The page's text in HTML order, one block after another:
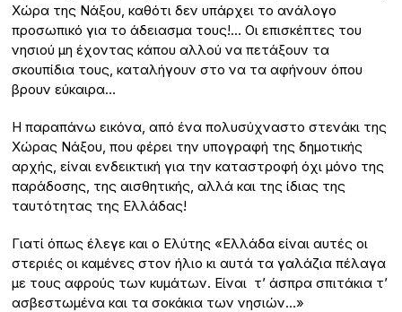
Χώρα της Νάξου, καθότι δεν υπάρχει το ανάλογο
προσωπικό για το άδειασμα τους!… Οι επισκέπτες του
νησιού μη έχοντας κάπου αλλού να πετάξουν τα
σκουπίδια τους, καταλήγουν στο να τα αφήνουν όπου
βρουν εύκαιρα…
Η παραπάνω εικόνα, από ένα πολυσύχναστο στενάκι της
Χώρας Νάξου, που φέρει την υπογραφή της δημοτικής
αρχής, είναι ενδεικτική για την καταστροφή όχι μόνο της
παράδοσης, της αισθητικής, αλλά και της ίδιας της
ταυτότητας της Ελλάδας!
Γιατί όπως έλεγε και ο Ελύτης «Ελλάδα είναι αυτές οι
στεριές οι καμένες στον ήλιο κι αυτά τα γαλάζια πέλαγα
με τους αφρούς των κυμάτων. Είναι τ’ άσπρα σπιτάκια τ’
ασβεστωμένα και τα σοκάκια των νησιών…»